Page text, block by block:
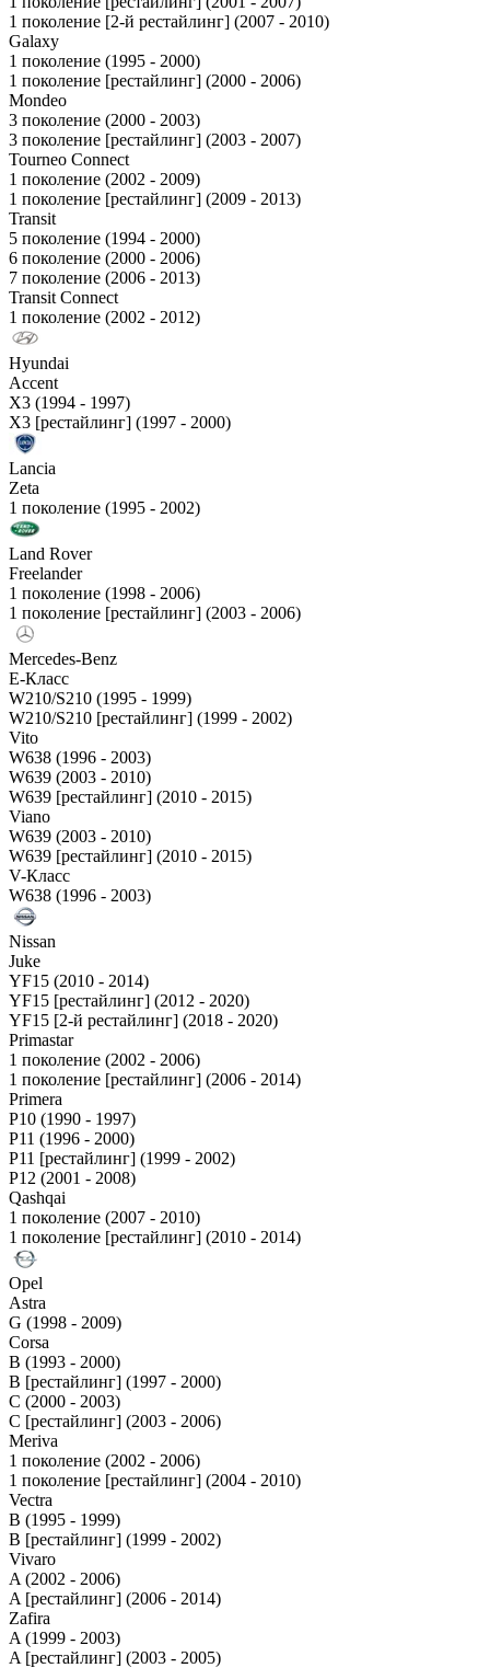
1 поколение [2-й рестайлинг] (2007 - 2010)
Galaxy
1 поколение (1995 - 2000)
1 поколение [рестайлинг] (2000 - 2006)
Mondeo
3 поколение (2000 - 2003)
3 поколение [рестайлинг] (2003 - 2007)
Tourneo Connect
1 поколение (2002 - 2009)
1 поколение [рестайлинг] (2009 - 2013)
Transit
5 поколение (1994 - 2000)
6 поколение (2000 - 2006)
7 поколение (2006 - 2013)
Transit Connect
1 поколение (2002 - 2012)
Hyundai
Accent
X3 (1994 - 1997)
X3 [рестайлинг] (1997 - 2000)
Lancia
Zeta
1 поколение (1995 - 2002)
Land Rover
Freelander
1 поколение (1998 - 2006)
1 поколение [рестайлинг] (2003 - 2006)
Mercedes-Benz
E-Класс
W210/S210 (1995 - 1999)
W210/S210 [рестайлинг] (1999 - 2002)
Vito
W638 (1996 - 2003)
W639 (2003 - 2010)
W639 [рестайлинг] (2010 - 2015)
Viano
W639 (2003 - 2010)
W639 [рестайлинг] (2010 - 2015)
V-Класс
W638 (1996 - 2003)
Nissan
Juke
YF15 (2010 - 2014)
YF15 [рестайлинг] (2012 - 2020)
YF15 [2-й рестайлинг] (2018 - 2020)
Primastar
1 поколение (2002 - 2006)
1 поколение [рестайлинг] (2006 - 2014)
Primera
P10 (1990 - 1997)
P11 (1996 - 2000)
P11 [рестайлинг] (1999 - 2002)
P12 (2001 - 2008)
Qashqai
1 поколение (2007 - 2010)
1 поколение [рестайлинг] (2010 - 2014)
Opel
Astra
G (1998 - 2009)
Corsa
B (1993 - 2000)
B [рестайлинг] (1997 - 2000)
C (2000 - 2003)
C [рестайлинг] (2003 - 2006)
Meriva
1 поколение (2002 - 2006)
1 поколение [рестайлинг] (2004 - 2010)
Vectra
B (1995 - 1999)
B [рестайлинг] (1999 - 2002)
Vivaro
A (2002 - 2006)
A [рестайлинг] (2006 - 2014)
Zafira
A (1999 - 2003)
A [рестайлинг] (2003 - 2005)